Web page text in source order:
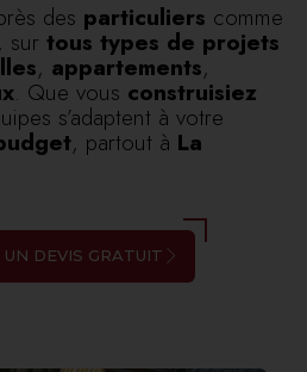
des particuliers comme
, sur tous types de projets
, appartements,
. Que vous construisiez
s’adaptent à votre
, partout à La
DEVIS GRATUIT